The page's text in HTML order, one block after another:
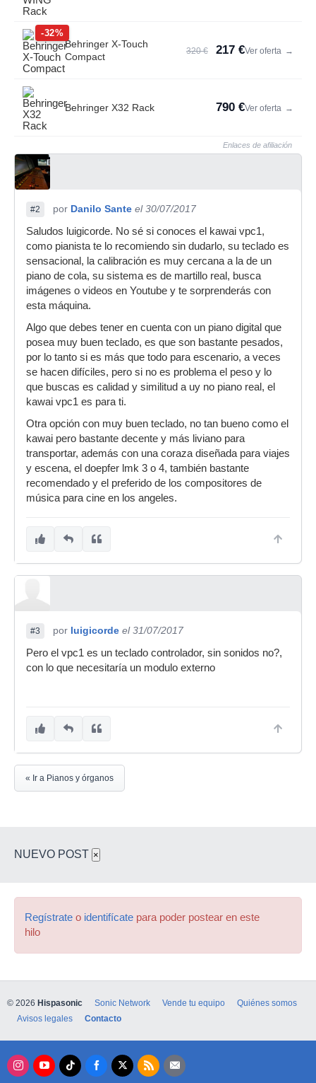
-32%
Behringer X-Touch
Compact
320 € 217 €Ver oferta →
Behringer X32 Rack 790 €Ver oferta →
Enlaces de afiliación
#2 por Danilo Sante el 30/07/2017
Saludos luigicorde. No sé si conoces el kawai vpc1,
como pianista te lo recomiendo sin dudarlo, su teclado es
sensacional, la calibración es muy cercana a la de un
piano de cola, su sistema es de martillo real, busca
imágenes o videos en Youtube y te sorprenderás con
esta máquina.
Algo que debes tener en cuenta con un piano digital que
posea muy buen teclado, es que son bastante pesados,
por lo tanto si es más que todo para escenario, a veces
se hacen difíciles, pero si no es problema el peso y lo
que buscas es calidad y similitud a uy no piano real, el
kawai vpc1 es para ti.
Otra opción con muy buen teclado, no tan bueno como el
kawai pero bastante decente y más liviano para
transportar, además con una coraza diseñada para viajes
y escena, el doepfer lmk 3 o 4, también bastante
recomendado y el preferido de los compositores de
música para cine en los angeles.
#3 por luigicorde el 31/07/2017
Pero el vpc1 es un teclado controlador, sin sonidos no?,
con lo que necesitaría un modulo externo
« Ir a Pianos y órganos
NUEVO POST ×
Regístrate o identifícate para poder postear en este
hilo
© 2026 Hispasonic Sonic Network Vende tu equipo
Quiénes somos
Avisos legales
Contacto